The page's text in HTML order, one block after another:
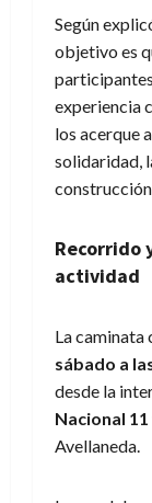
Según
objetivo es
experiencia
los acerque
solidaridad,
Recorrido
actividad
La caminata
sábado a
desde la
Nacional 11
Avellaneda.